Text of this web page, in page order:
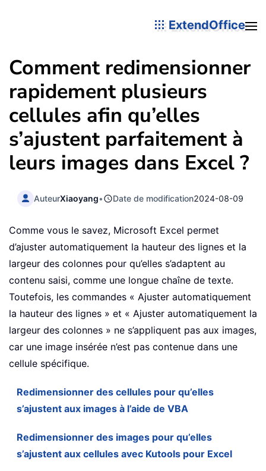
ExtendOffice
Comment redimensionner
rapidement plusieurs
cellules afin qu’elles
s’ajustent parfaitement à
leurs images dans Excel ?
AuteurXiaoyang• Date de modification2024-08-09
Comme vous le savez, Microsoft Excel permet
d’ajuster automatiquement la hauteur des lignes et la
largeur des colonnes pour qu’elles s’adaptent au
contenu saisi, comme une longue chaîne de texte.
Toutefois, les commandes « Ajuster automatiquement
la hauteur des lignes » et « Ajuster automatiquement la
largeur des colonnes » ne s’appliquent pas aux images,
car une image insérée n’est pas contenue dans une
cellule spécifique.
Redimensionner des cellules pour qu’elles
s’ajustent aux images à l’aide de VBA
Redimensionner des images pour qu’elles
s’ajustent aux cellules avec Kutools pour Excel